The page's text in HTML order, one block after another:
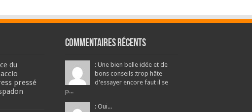
du
pressé
Commentaires récents
: Une bien belle idée et de
bons conseils :trop hâte
d'essayer encore faut il se
p...
: Oui...